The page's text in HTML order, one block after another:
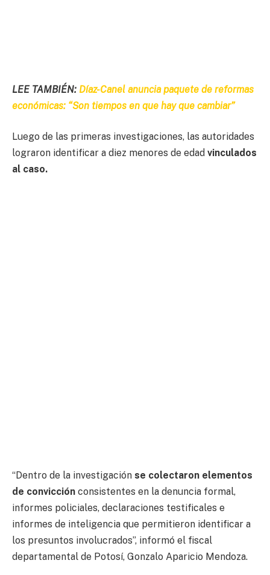
LEE TAMBIÉN: Díaz-Canel anuncia paquete de reformas
económicas: “Son tiempos en que hay que cambiar”
Luego de las primeras investigaciones, las autoridades
lograron identificar a diez menores de edad vinculados
al caso.
“Dentro de la investigación se colectaron elementos
de convicción consistentes en la denuncia formal,
informes policiales, declaraciones testificales e
informes de inteligencia que permitieron identificar a
los presuntos involucrados”, informó el fiscal
departamental de Potosí, Gonzalo Aparicio Mendoza.